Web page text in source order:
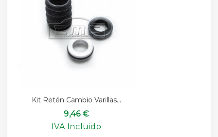
Kit Retén Cambio Varillas...
9,46 €
IVA Incluido